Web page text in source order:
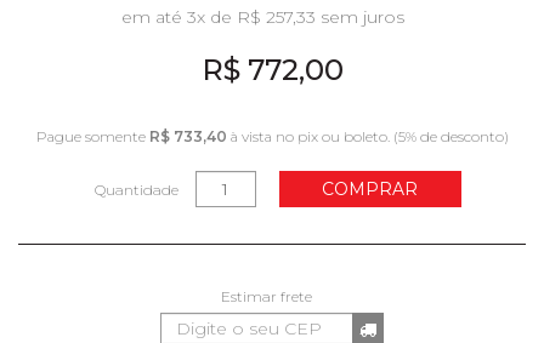
R$ 772,00
em até 3x de R$ 257,33 sem juros
Pague somente R$ 733,40 à vista no pix ou boleto. (5% de desconto)
Quantidade COMPRAR